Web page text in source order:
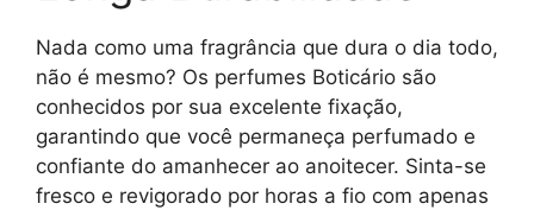
Nada como uma fragrância que dura o dia todo,
não é mesmo? Os perfumes Boticário são
conhecidos por sua excelente fixação,
garantindo que você permaneça perfumado e
confiante do amanhecer ao anoitecer. Sinta-se
fresco e revigorado por horas a fio com apenas